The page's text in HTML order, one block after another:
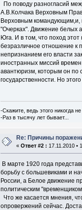
По поводу разногласий
А.В.Колчака Верховным
Верховным командующим,и,
"Очерках". Движение белых
Юга. И в том, что поход
безразличное отношение к
непризнанием его власти
иностранных миссий
авантюризм, которым он по
государственности. Но
-Скажите, ведь этого никогда
-Раз в тысячу лет бывает...
Re: Причины
«Ответ #2 : 17.11.2010 •
В марте 1920 года
борьбу с большевиками и
России, а Белое движение
политическим
Что же касается мнения,
опровержений сейчас.